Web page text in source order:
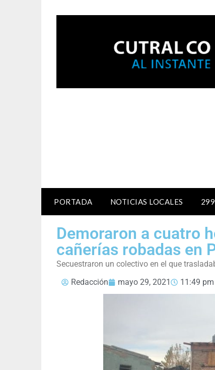
PORTADA NOTICIAS LOCALES
Demoraron a cuatro
cañerías robadas en
Secuestraron un colectivo en el que
Redacción
mayo 29, 2021 11:49 pm